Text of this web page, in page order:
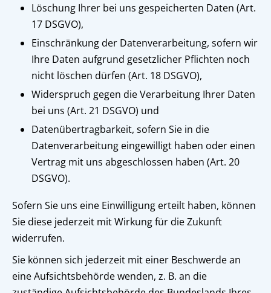
Löschung Ihrer bei uns gespeicherten Daten (Art.
17 DSGVO),
Einschränkung der Datenverarbeitung, sofern wir
Ihre Daten aufgrund gesetzlicher Pflichten noch
nicht löschen dürfen (Art. 18 DSGVO),
Widerspruch gegen die Verarbeitung Ihrer Daten
bei uns (Art. 21 DSGVO) und
Datenübertragbarkeit, sofern Sie in die
Datenverarbeitung eingewilligt haben oder einen
Vertrag mit uns abgeschlossen haben (Art. 20
DSGVO).
Sofern Sie uns eine Einwilligung erteilt haben, können
Sie diese jederzeit mit Wirkung für die Zukunft
widerrufen.
Sie können sich jederzeit mit einer Beschwerde an
eine Aufsichtsbehörde wenden, z. B. an die